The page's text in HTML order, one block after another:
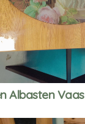
Albasten Vaas